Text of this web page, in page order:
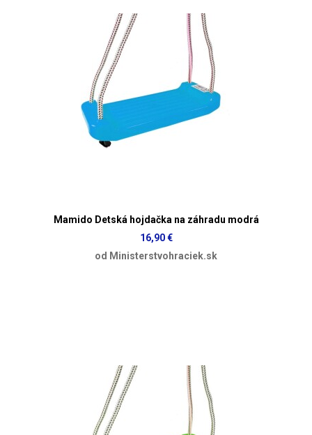
Mamido Detská hojdačka na záhradu modrá
16,90 €
od Ministerstvohraciek.sk